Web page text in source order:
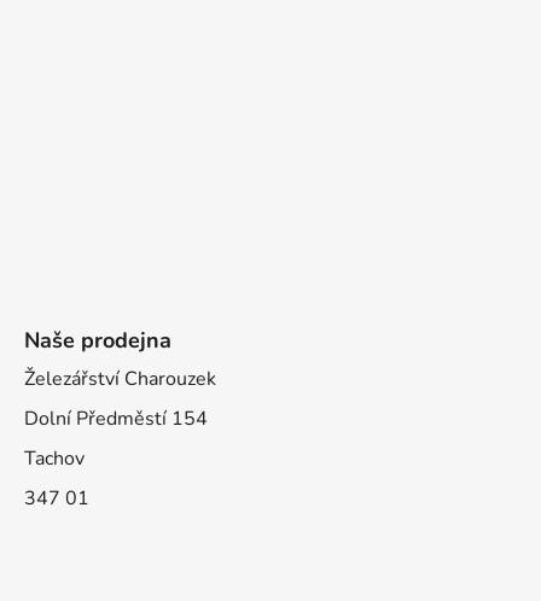
Naše prodejna
Železářství Charouzek
Dolní Předměstí 154
Tachov
347 01